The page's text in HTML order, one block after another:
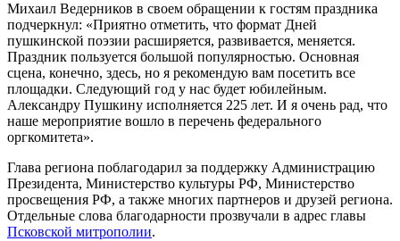
Михаил Ведерников в своем обращении к гостям праздника
подчеркнул: «Приятно отметить, что формат Дней
пушкинской поэзии расширяется, развивается, меняется.
Праздник пользуется большой популярностью. Основная
сцена, конечно, здесь, но я рекомендую вам посетить все
площадки. Следующий год у нас будет юбилейным.
Александру Пушкину исполняется 225 лет. И я очень рад, что
наше мероприятие вошло в перечень федерального
оргкомитета».
Глава региона поблагодарил за поддержку Администрацию
Президента, Министерство культуры РФ, Министерство
просвещения РФ, а также многих партнеров и друзей региона.
Отдельные слова благодарности прозвучали в адрес главы
Псковской митрополии.